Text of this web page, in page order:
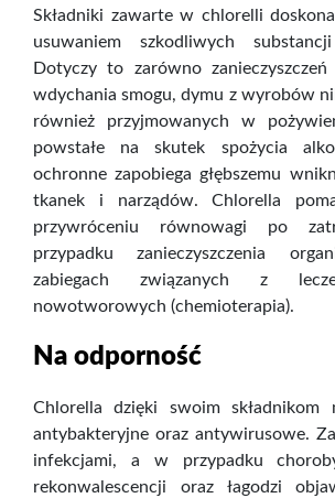
Składniki zawarte w chlorelli
usuwaniem szkodliwych
Dotyczy to zarówno
wdychania smogu, dymu z wyrobów
również przyjmowanych w
powstałe na skutek spożycia
ochronne zapobiega głębszemu
tkanek i narządów. Chlorella
przywróceniu równowagi po
przypadku zanieczyszczenia
zabiegach związanych z
nowotworowych (chemioterapia).
Na odporność
Chlorella dzięki swoim składnikom
antybakteryjne oraz antywirusowe.
infekcjami, a w przypadku
rekonwalescencji oraz łagodzi